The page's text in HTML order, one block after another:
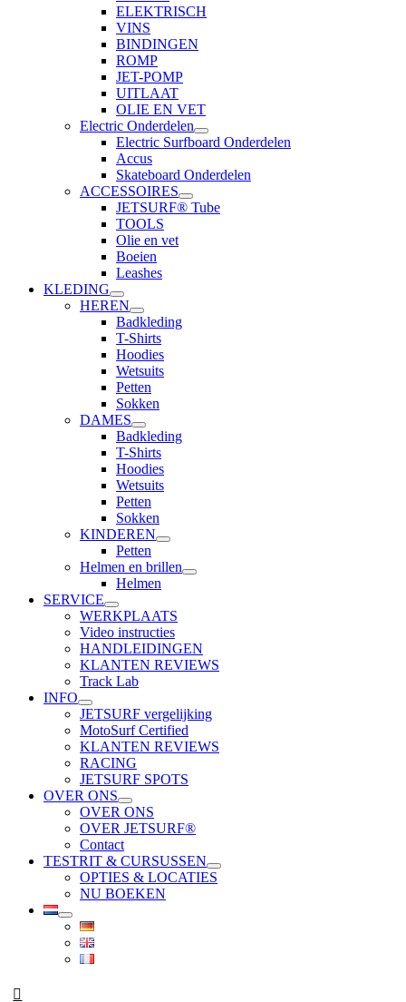
ELEKTRISCH
VINS
BINDINGEN
ROMP
JET-POMP
UITLAAT
OLIE EN VET
Electric Onderdelen
Electric Surfboard Onderdelen
Accus
Skateboard Onderdelen
ACCESSOIRES
JETSURF® Tube
TOOLS
Olie en vet
Boeien
Leashes
KLEDING
HEREN
Badkleding
T-Shirts
Hoodies
Wetsuits
Petten
Sokken
DAMES
Badkleding
T-Shirts
Hoodies
Wetsuits
Petten
Sokken
KINDEREN
Petten
Helmen en brillen
Helmen
SERVICE
WERKPLAATS
Video instructies
HANDLEIDINGEN
KLANTEN REVIEWS
Track Lab
INFO
JETSURF vergelijking
MotoSurf Certified
KLANTEN REVIEWS
RACING
JETSURF SPOTS
OVER ONS
OVER ONS
OVER JETSURF®
Contact
TESTRIT & CURSUSSEN
OPTIES & LOCATIES
NU BOEKEN